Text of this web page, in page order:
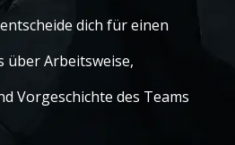
dich für einen
über Arbeitsweise,
Vorgeschichte des Teams